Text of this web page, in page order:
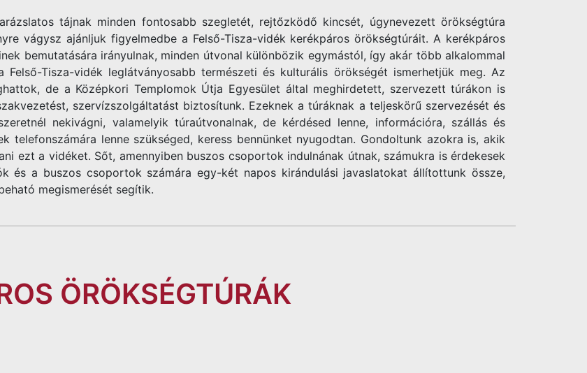
tájnak minden fontosabb szegletét, rejtőzködő kincsét, úgynevezett örökségtúra
vágysz ajánljuk figyelmedbe a Felső-Tisza-vidék kerékpáros örökségtúráit. A kerékpáros
bemutatására irányulnak, minden útvonal különbözik egymástól, így akár több alkalommal
Tisza-vidék leglátványosabb természeti és kulturális örökségét ismerhetjük meg. Az
de a Középkori Templomok Útja Egyesület által meghirdetett, szervezett túrákon is
szervízszolgáltatást biztosítunk. Ezeknek a túráknak a teljeskörű szervezését és
nekivágni, valamelyik túraútvonalnak, de kérdésed lenne, információra, szállás és
telefonszámára lenne szükséged, keress bennünket nyugodtan. Gondoltunk azokra is, akik
ezt a vidéket. Sőt, amennyiben buszos csoportok indulnának útnak, számukra is érdekesek
és a buszos csoportok számára egy-két napos kirándulási javaslatokat állítottunk össze,
megismerését segítik.
ÖRÖKSÉGTÚRÁK